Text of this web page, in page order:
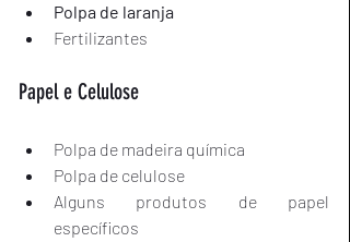
Polpa de laranja
Fertilizantes
Papel e Celulose
Polpa de madeira química
Polpa de celulose
Alguns produtos de papel
específicos